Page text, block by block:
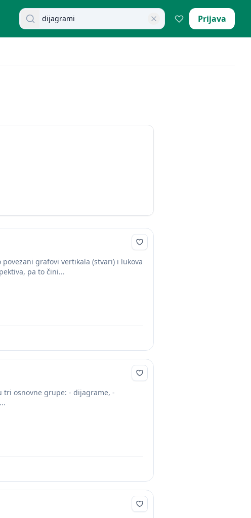
Pretraži dokumente Prijava
grafovi vertikala (stvari) i lukova
pa to čini...
tri osnovne grupe: - dijagrame, -